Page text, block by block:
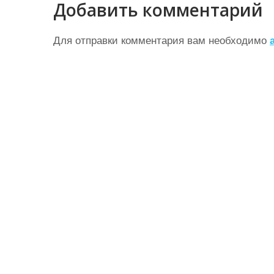
и
г
Добавить комментарий
Для отправки комментария вам необходимо